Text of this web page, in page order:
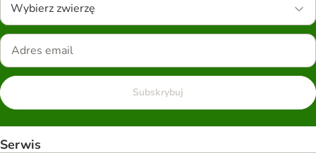
Wybierz zwierzę
Subskrybuj
Serwis